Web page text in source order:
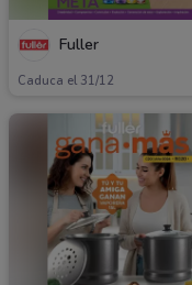
Fuller
Caduca el 31/12